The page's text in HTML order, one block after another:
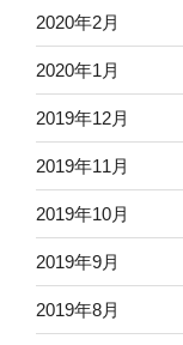
2020年2月
2020年1月
2019年12月
2019年11月
2019年10月
2019年9月
2019年8月